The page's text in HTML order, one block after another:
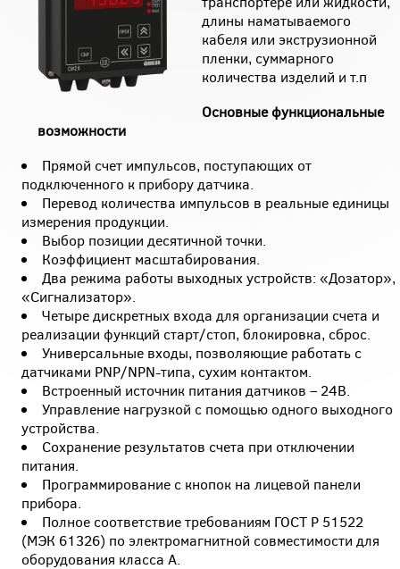
длины наматываемого
кабеля или экструзионной
пленки, суммарного
количества изделий и т.п
Основные функциональные
возможности
Прямой счет импульсов, поступающих от
подключенного к прибору датчика.
Перевод количества импульсов в реальные единицы
измерения продукции.
Выбор позиции десятичной точки.
Коэффициент масштабирования.
Два режима работы выходных устройств: «Дозатор»,
«Сигнализатор».
Четыре дискретных входа для организации счета и
реализации функций старт/стоп, блокировка, сброс.
Универсальные входы, позволяющие работать с
датчиками PNP/NPN-типа, сухим контактом.
Встроенный источник питания датчиков – 24В.
Управление нагрузкой с помощью одного выходного
устройства.
Сохранение результатов счета при отключении
питания.
Программирование с кнопок на лицевой панели
прибора.
Полное соответствие требованиям ГОСТ Р 51522
(МЭК 61326) по электромагнитной совместимости для
оборудования класса А.